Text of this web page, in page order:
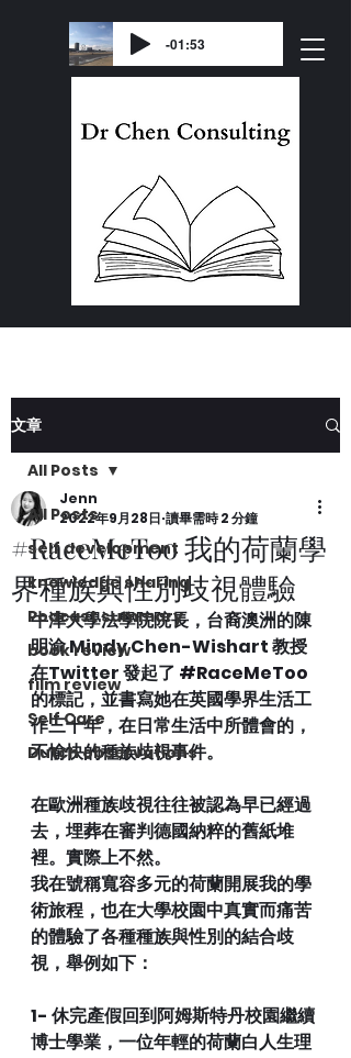
-01:53
文章
All Posts
self development
knowledge sharing
Podcast summary
book review
film review
Self Care
Dutch observations
All Posts
#RaceMeToo 我的荷蘭學
界種族與性別歧視體驗
Jenn
2022年9月28日 讀畢需時 2 分鐘
牛津大學法學院院長，台裔澳洲的陳
明渝 Mindy Chen-Wishart 教授
在Twitter 發起了 #RaceMeToo
的標記，並書寫她在英國學界生活工
作三十年，在日常生活中所體會的，
不愉快的種族歧視事件。
在歐洲種族歧視往往被認為早已經過
去，埋葬在審判德國納粹的舊紙堆
裡。實際上不然。
我在號稱寬容多元的荷蘭開展我的學
術旅程，也在大學校園中真實而痛苦
的體驗了各種種族與性別的結合歧
視，舉例如下：
1- 休完產假回到阿姆斯特丹校園繼續
博士學業，一位年輕的荷蘭白人生理